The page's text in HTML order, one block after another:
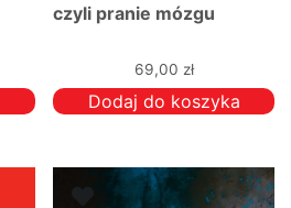
czyli pranie mózgu
69,00 zł
Dodaj do koszyka